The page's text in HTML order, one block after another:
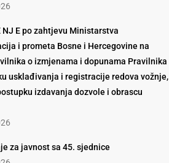
NJ E po zahtjevu Ministarstva
i prometa Bosne i Hercegovine na
o izmjenama i dopunama Pravilnika
usklađivanja i registracije redova vožnje,
izdavanja dozvole i obrascu
za javnost sa 45. sjednice